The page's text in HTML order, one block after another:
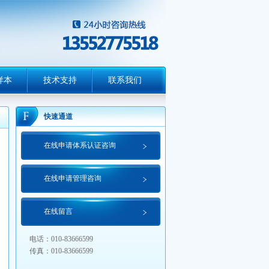
本 技术支持 联系我们
快速通道
在线申请体系认证咨询
在线申请管理咨询
在线留言
电话：010-83666599
传真：010-83666599